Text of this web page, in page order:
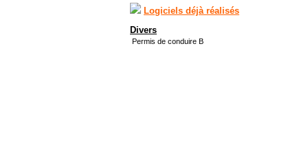
Logiciels déjà réalisés
Divers
Permis de conduire B